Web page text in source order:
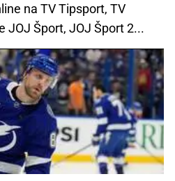
na TV Tipsport, TV
JOJ Šport, JOJ Šport 2...